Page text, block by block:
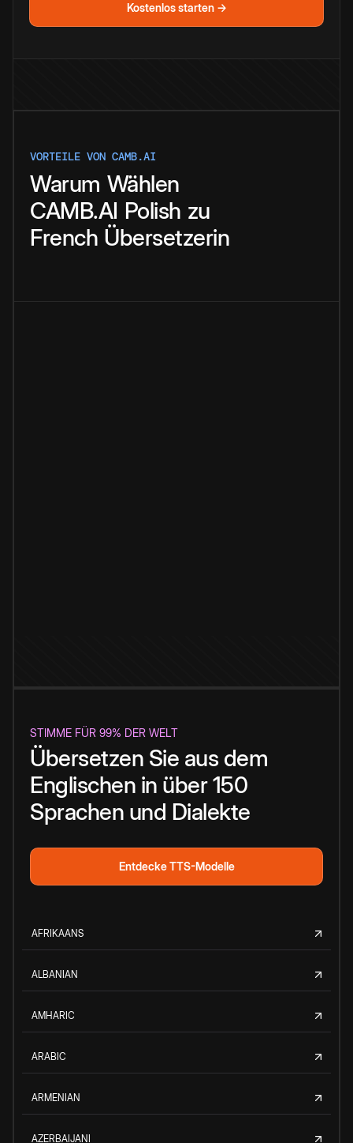
Kostenlos starten →
VORTEILE VON CAMB.AI
Warum Wählen
CAMB.AI Polish zu
French Übersetzerin
STIMME FÜR 99% DER WELT
Übersetzen Sie aus dem
Englischen in über 150
Sprachen und Dialekte
Entdecke TTS-Modelle
AFRIKAANS
ALBANIAN
AMHARIC
ARABIC
ARMENIAN
AZERBAIJANI